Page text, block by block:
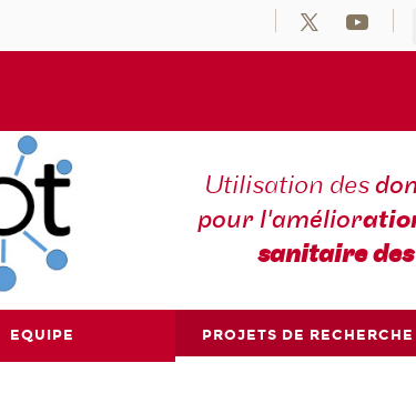
Utilisation des
pour l'amélior
sanitaire
EQUIPE PROJETS DE RECHERCHE